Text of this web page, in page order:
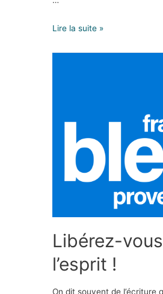
Lire la suite »
Libérez-vous
l’esprit !
On dit souvent de l’écriture